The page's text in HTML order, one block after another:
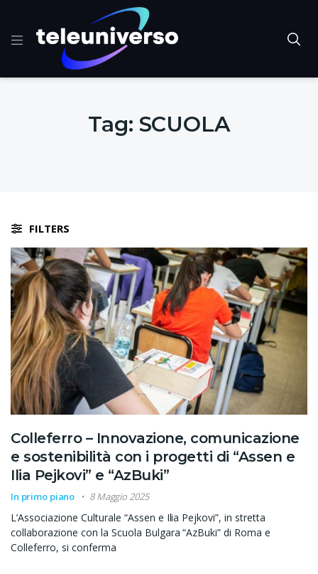
Tag: SCUOLA
FILTERS
Colleferro – Innovazione, comunicazione
e sostenibilità con i progetti di “Assen e
Ilia Pejkovi” e “AzBuki”
In primo piano 8 Maggio 2025
L’Associazione Culturale “Assen e Ilia Pejkovi”, in stretta
collaborazione con la Scuola Bulgara “AzBuki” di Roma e
Colleferro, si conferma